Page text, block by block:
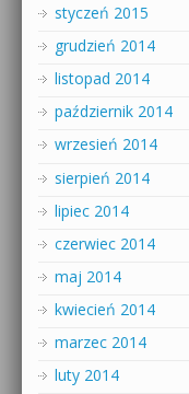
styczeń 2015
grudzień 2014
listopad 2014
październik 2014
wrzesień 2014
sierpień 2014
lipiec 2014
czerwiec 2014
maj 2014
kwiecień 2014
marzec 2014
luty 2014